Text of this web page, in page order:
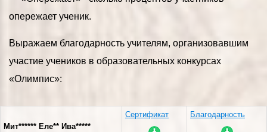
опережает ученик.
Выражаем благодарность учителям, организовавшим
участие учеников в образовательных конкурсах
«Олимпис»:
Мит****** Еле** Ива*****
Сертификат Благодарность